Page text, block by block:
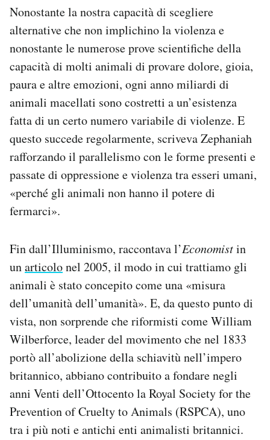
Nonostante la nostra capacità di scegliere
alternative che non implichino la violenza e
nonostante le numerose prove scientifiche della
capacità di molti animali di provare dolore, gioia,
paura e altre emozioni, ogni anno miliardi di
animali macellati sono costretti a un’esistenza
fatta di un certo numero variabile di violenze. E
questo succede regolarmente, scriveva Zephaniah
rafforzando il parallelismo con le forme presenti e
passate di oppressione e violenza tra esseri umani,
«perché gli animali non hanno il potere di
fermarci».
Fin dall’Illuminismo, raccontava l’Economistin
unarticolonel 2005, il modo in cui trattiamo gli
animali è stato concepito come una «misura
dell’umanità dell’umanità». E, da questo punto di
vista, non sorprende che riformisti come William
Wilberforce, leader del movimento che nel 1833
portò all’abolizione della schiavitù nell’impero
britannico, abbiano contribuito a fondare negli
anni Venti dell’Ottocento la Royal Society for the
Prevention of Cruelty to Animals (RSPCA), uno
tra i più noti e antichi enti animalisti britannici.